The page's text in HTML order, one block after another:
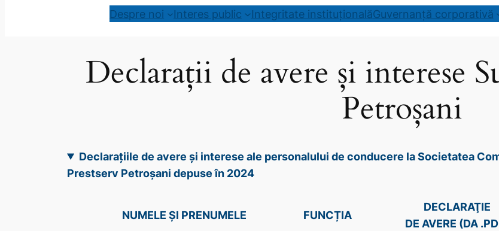
Despre noi Interes public Integritate instituționalăGuvernanță corporativă
Declarații de avere și interese
Petroșani
Declarațiile de avere și interese ale personalului de conducere la Societatea
Prestserv Petroșani depuse în 2024
NUMELE ȘI PRENUMELE FUNCȚIA
DECLARAŢIE
DE AVERE (DA